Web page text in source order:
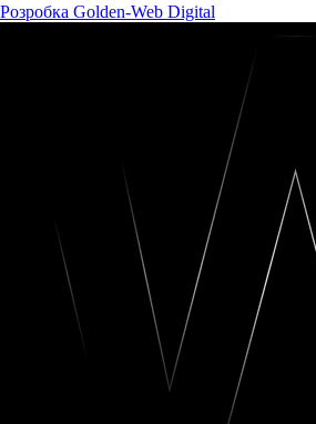
Розробка Golden-Web Digital